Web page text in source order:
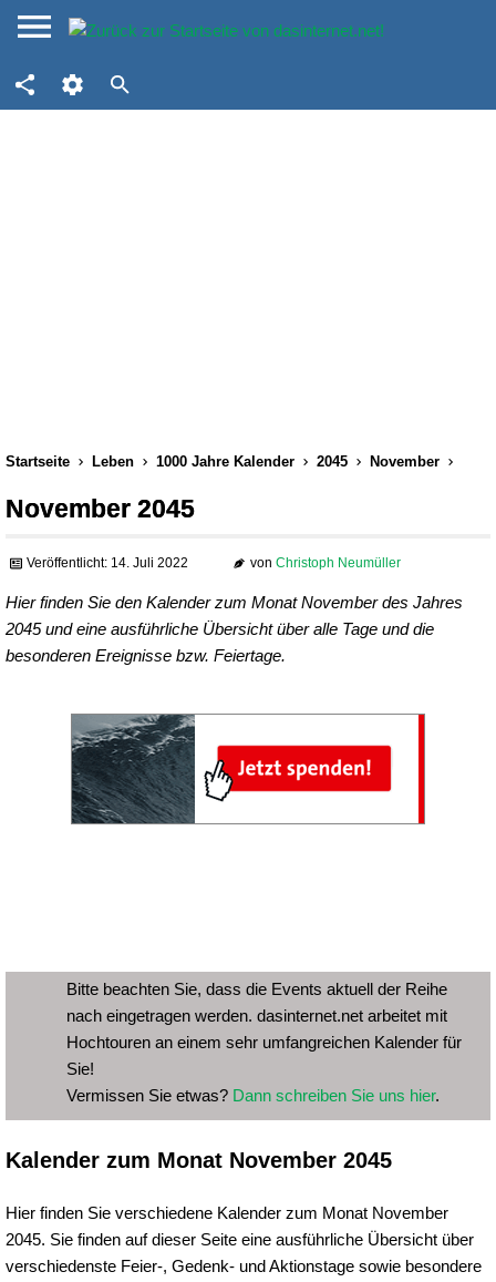
Startseite Leben 1000 Jahre Kalender 2045 November
November 2045
Veröffentlicht: 14. Juli 2022 von Christoph Neumüller
Hier finden Sie den Kalender zum Monat November des Jahres
2045 und eine ausführliche Übersicht über alle Tage und die
besonderen Ereignisse bzw. Feiertage.
Bitte beachten Sie, dass die Events aktuell der Reihe
nach eingetragen werden. dasinternet.net arbeitet mit
Hochtouren an einem sehr umfangreichen Kalender für
Sie!
Vermissen Sie etwas? Dann schreiben Sie uns hier.
Kalender zum Monat November 2045
Hier finden Sie verschiedene Kalender zum Monat November
2045. Sie finden auf dieser Seite eine ausführliche Übersicht über
verschiedenste Feier-, Gedenk- und Aktionstage sowie besondere